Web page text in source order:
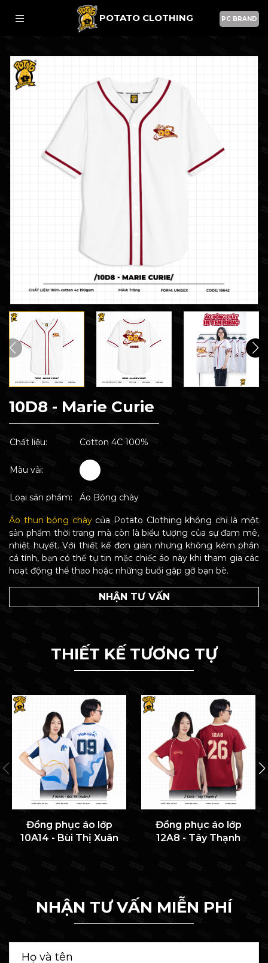
POTATO CLOTHING PC BRAND
10D8 - Marie Curie
Chất liệu: Cotton 4C 100%
Màu vải:
Loại sản phẩm: Áo Bóng chày
Áo thun bóng chàycủa Potato Clothing không chỉ là một
sản phẩm thời trang mà còn là biểu tượng của sự đam mê,
nhiệt huyết. Với thiết kế đơn giản nhưng không kém phần
cá tính, bạn có thể tự tin mặc chiếc áo này khi tham gia các
hoạt động thể thao hoặc những buổi gặp gỡ bạn bè.
NHẬN TƯ VẤN
THIẾT KẾ TƯƠNG TỰ
Đồng phục áo lớp
10A14 - Bùi Thị Xuân
Đồng phục áo lớp
12A8 - Tây Thạnh
NHẬN TƯ VẤN MIỄN PHÍ